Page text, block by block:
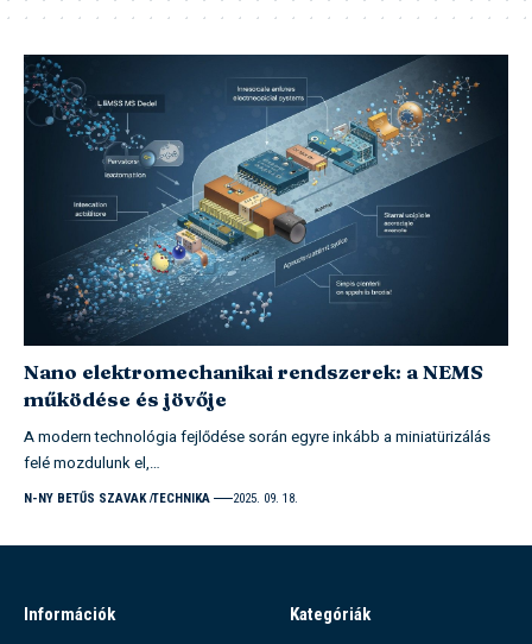
Nano elektromechanikai rendszerek: a NEMS
működése és jövője
A modern technológia fejlődése során egyre inkább a miniatürizálás
felé mozdulunk el,…
N-NY BETŰS SZAVAK TECHNIKA 2025. 09. 18.
Információk
Kategóriák